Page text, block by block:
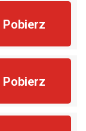
Pobierz
Pobierz